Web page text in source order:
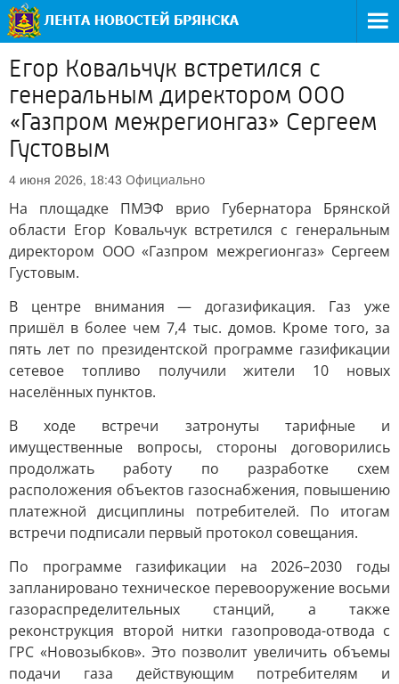
Егор Ковальчук встретился с
генеральным директором ООО
«Газпром межрегионгаз» Сергеем
Густовым
4 июня 2026, 18:43 Официально
На площадке ПМЭФ врио Губернатора Брянской
области Егор Ковальчук встретился с генеральным
директором ООО «Газпром межрегионгаз» Сергеем
Густовым.
В центре внимания — догазификация. Газ уже
пришёл в более чем 7,4 тыс. домов. Кроме того, за
пять лет по президентской программе газификации
сетевое топливо получили жители 10 новых
населённых пунктов.
В ходе встречи затронуты тарифные и
имущественные вопросы, стороны договорились
продолжать работу по разработке схем
расположения объектов газоснабжения, повышению
платежной дисциплины потребителей. По итогам
встречи подписали первый протокол совещания.
По программе газификации на 2026–2030 годы
запланировано техническое перевооружение восьми
газораспределительных станций, а также
реконструкция второй нитки газопровода-отвода с
ГРС «Новозыбков». Это позволит увеличить объемы
подачи газа действующим потребителям и